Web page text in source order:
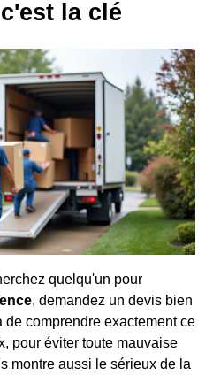
la clé
quelqu'un pour
, demandez un devis bien
comprendre exactement ce
pour éviter toute mauvaise
montre aussi le sérieux de la